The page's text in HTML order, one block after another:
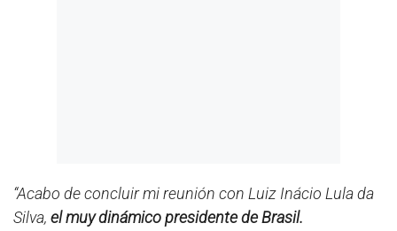
“Acabo de concluir mi reunión con Luiz Inácio Lula da
Silva, el muy dinámico presidente de Brasil.